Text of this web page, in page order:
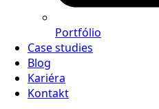
Portfólio
Case studies
Blog
Kariéra
Kontakt